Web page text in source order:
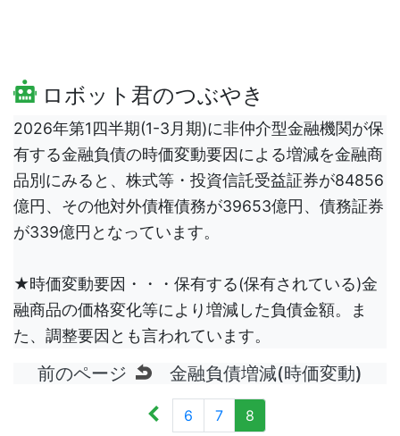
ロボット君のつぶやき
2026年第1四半期(1-3月期)に非仲介型金融機関が保
有する金融負債の時価変動要因による増減を金融商
品別にみると、株式等・投資信託受益証券が84856
億円、その他対外債権債務が39653億円、債務証券
が339億円となっています。
★時価変動要因・・・保有する(保有されている)金
融商品の価格変化等により増減した負債金額。ま
た、調整要因とも言われています。
前のページ 金融負債増減(時価変動)
6 7 8